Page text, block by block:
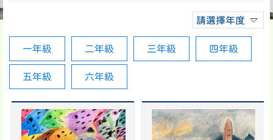
請選擇年度
一年級 二年級 三年級 四年級
五年級 六年級